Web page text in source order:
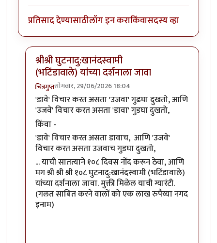
प्रतिसाद देण्यासाठीलॉग इन कराकिंवासदस्य व्हा
श्रीश्री घुटनादु:खानंदस्वामी
(भटिंडावाले) यांच्या दर्शनाला जावा
चित्रगुप्तसोमवार, 29/06/2026 18:04
In reply toहल्ली फार विचार केलाbyअनन्त्_यात्री
'डावे' विचार करत असता 'उजवा' गुढघा दुखतो, आणि
'उजवे' विचार करत असता 'डावा' गुडघा दुखतो,
किंवा -
'डावे' विचार करत असता डावाच, आणि 'उजवे'
विचार करत असता उजवाच गुडघा दुखतो,
... याची सातत्याने १०८ दिवस नोंद करून ठेवा, आणि
मग श्री श्री श्री १०८ घुटनादु:खानंदस्वामी (भटिंडावाले)
यांच्या दर्शनाला जावा. मुक्ती मिळेल याची ग्यारंटी.
(गलत साबित करने वालों को एक लाख रुपैय्या नगद
इनाम)